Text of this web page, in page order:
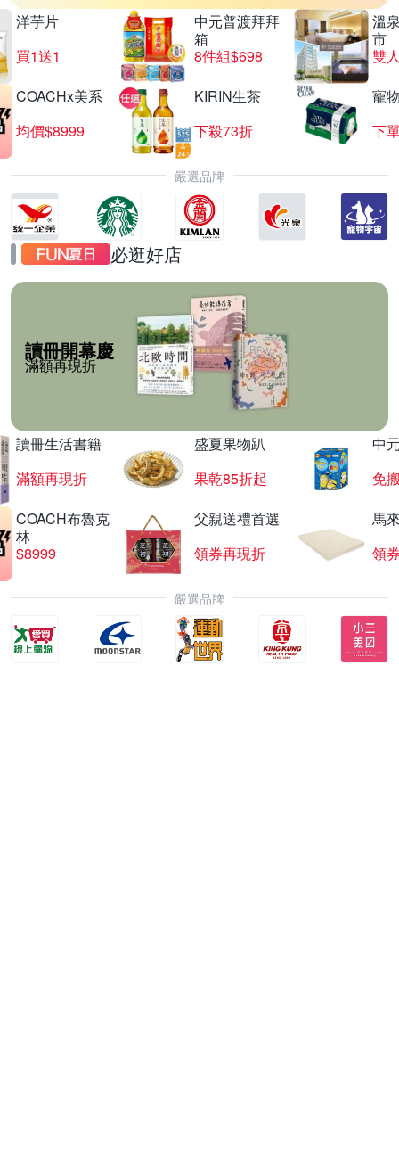
洋芋片
買1送1
中元普渡拜拜
箱
8件組$698
溫
市
COACHx美系
均價$8999
KIRIN生茶
下殺73折
寵
下
嚴選品牌
必逛好店
讀冊開幕慶
滿額再現折
讀冊生活書籍
滿額再現折
盛夏果物趴
果乾85折起
中
免
COACH布魯克
林
$8999
父親送禮首選
領券再現折
馬
領
嚴選品牌